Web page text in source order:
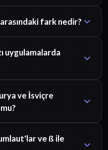
fark nedir?
uygulamalarda
ve İsviçre
ve ß ile